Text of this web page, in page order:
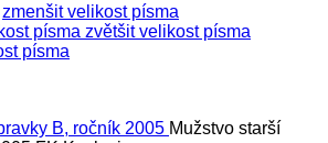
zmenšit velikost písma
zvětšit velikost písma
Mužstvo starší